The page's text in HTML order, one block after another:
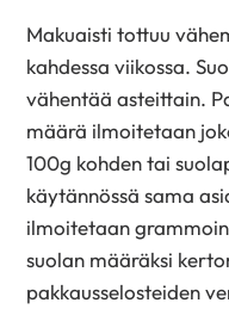
Makuaisti tottuu
kahdessa viikossa.
vähentää asteittain.
määrä ilmoitetaan
100g kohden tai
käytännössä sama
ilmoitetaan
suolan määräksi
pakkausselosteiden